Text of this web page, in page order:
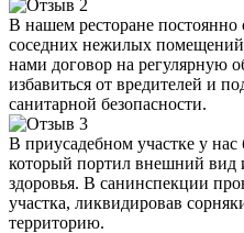
В нашем ресторане постоянно
соседних нежилых
нами договор на регулярную
избавиться от вредителей и
санитарной безопасности.
В приусадебном участке у
который портил внешний вид
здоровья. В санинспекции
участка, ликвидировав
территорию.